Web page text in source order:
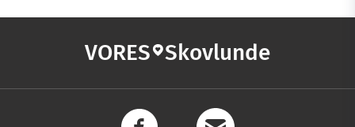
VORES Skovlunde